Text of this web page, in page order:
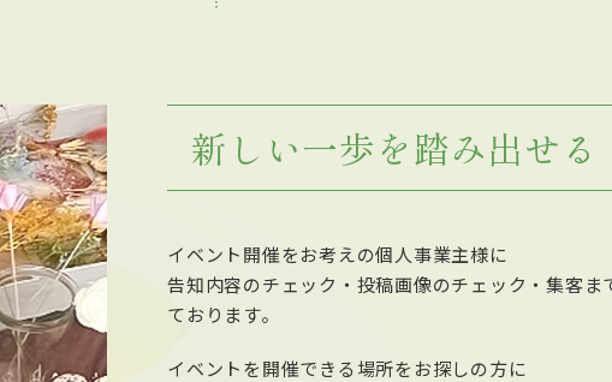
新しい一歩を踏み出せる
イベント開催をお考えの個人事業主様に
告知内容のチェック・投稿画像のチェック・集客ま
ております。
イベントを開催できる場所をお探しの方に